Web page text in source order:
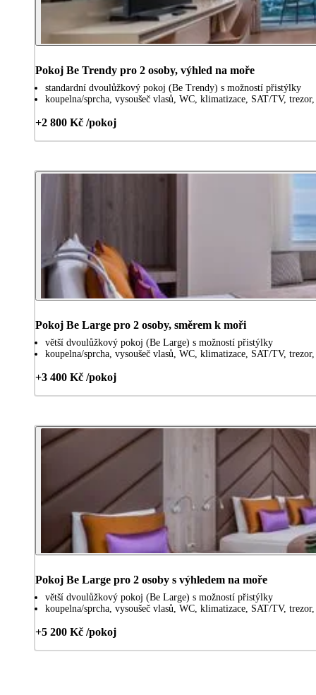
Pokoj Be Trendy pro 2 osoby, výhled na moře
standardní dvoulůžkový pokoj (Be Trendy) s možností přistýlky
koupelna/sprcha, vysoušeč vlasů, WC, klimatizace, SAT/TV,
+2 800 Kč /pokoj
Pokoj Be Large pro 2 osoby, směrem k moři
větší dvoulůžkový pokoj (Be Large) s možností přistýlky
koupelna/sprcha, vysoušeč vlasů, WC, klimatizace, SAT/TV,
+3 400 Kč /pokoj
Pokoj Be Large pro 2 osoby s výhledem na moře
větší dvoulůžkový pokoj (Be Large) s možností přistýlky
koupelna/sprcha, vysoušeč vlasů, WC, klimatizace, SAT/TV,
+5 200 Kč /pokoj